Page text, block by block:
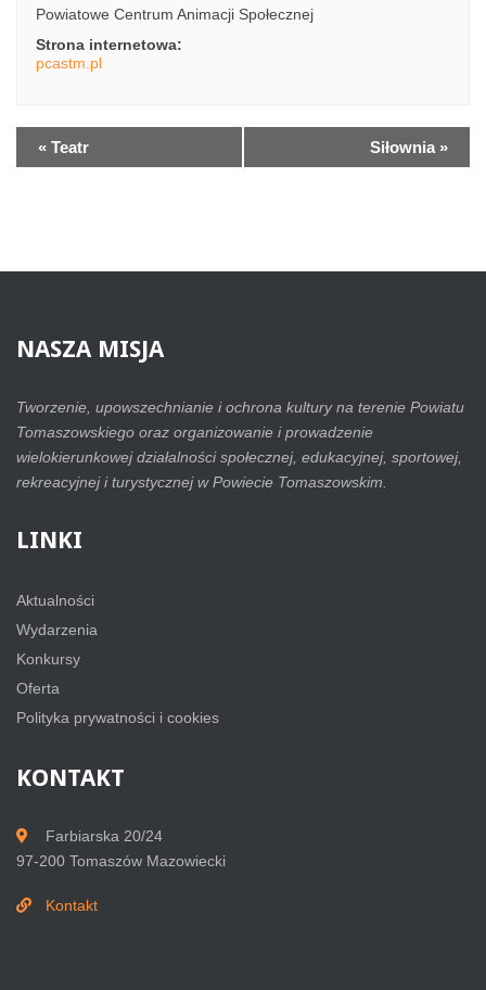
Powiatowe Centrum Animacji Społecznej
Strona internetowa:
pcastm.pl
« Teatr Siłownia »
NASZA MISJA
Tworzenie, upowszechnianie i ochrona kultury na terenie Powiatu
Tomaszowskiego oraz organizowanie i prowadzenie
wielokierunkowej działalności społecznej, edukacyjnej, sportowej,
rekreacyjnej i turystycznej w Powiecie Tomaszowskim.
LINKI
Aktualności
Wydarzenia
Konkursy
Oferta
Polityka prywatności i cookies
KONTAKT
Farbiarska 20/24
97-200 Tomaszów Mazowiecki
Kontakt